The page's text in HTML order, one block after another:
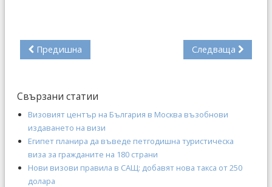
Предишна Следваща
Свързани статии
Визовият център на България в Москва възобнови
издаването на визи
Египет планира да въведе петгодишна туристическа
виза за гражданите на 180 страни
Нови визови правила в САЩ: добавят нова такса от 250
долара